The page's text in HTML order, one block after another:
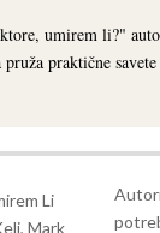
umirem li?"
praktične